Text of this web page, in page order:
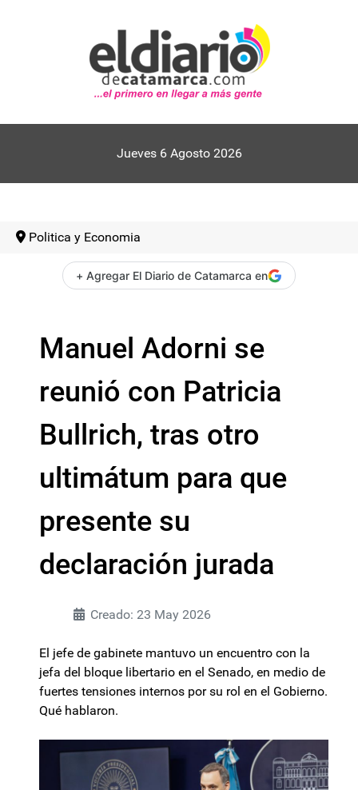
Jueves 6 Agosto 2026
Politica y Economia
+ Agregar El Diario de Catamarca en
Manuel Adorni se
reunió con Patricia
Bullrich, tras otro
ultimátum para que
presente su
declaración jurada
Creado: 23 May 2026
El jefe de gabinete mantuvo un encuentro con la
jefa del bloque libertario en el Senado, en medio de
fuertes tensiones internos por su rol en el Gobierno.
Qué hablaron.